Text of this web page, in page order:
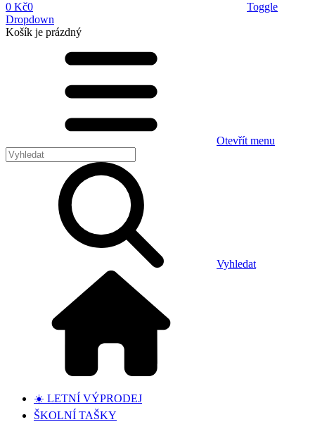
0 Kč0
Toggle
Dropdown
Košík je prázdný
Otevřít menu
Vyhledat
☀️ LETNÍ VÝPRODEJ
ŠKOLNÍ TAŠKY